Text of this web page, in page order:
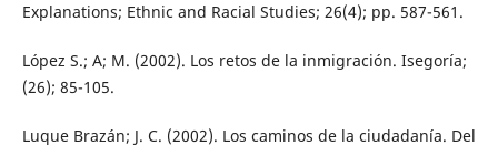
Explanations; Ethnic and Racial Studies; 26(4); pp. 587-561.
López S.; A; M. (2002). Los retos de la inmigración. Isegoría;
(26); 85-105.
Luque Brazán; J. C. (2002). Los caminos de la ciudadanía. Del